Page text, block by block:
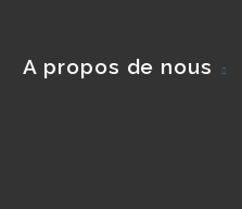
A propos de nous